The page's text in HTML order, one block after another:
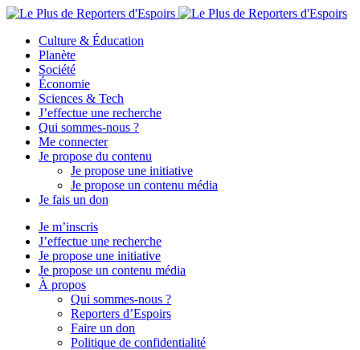
Culture & Éducation
Planète
Société
Économie
Sciences & Tech
J’effectue une recherche
Qui sommes-nous ?
Me connecter
Je propose du contenu
Je propose une initiative
Je propose un contenu média
Je fais un don
Je m’inscris
J’effectue une recherche
Je propose une initiative
Je propose un contenu média
À propos
Qui sommes-nous ?
Reporters d’Espoirs
Faire un don
Politique de confidentialité